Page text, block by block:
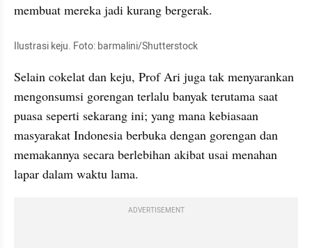
membuat mereka jadi kurang bergerak.
Ilustrasi keju. Foto: barmalini/Shutterstock
Selain cokelat dan keju, Prof Ari juga tak menyarankan
mengonsumsi gorengan terlalu banyak terutama saat
puasa seperti sekarang ini; yang mana kebiasaan
masyarakat Indonesia berbuka dengan gorengan dan
memakannya secara berlebihan akibat usai menahan
lapar dalam waktu lama.
ADVERTISEMENT